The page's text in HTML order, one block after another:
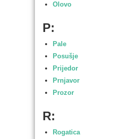
Olovo
P:
Pale
Posušje
Prijedor
Prnjavor
Prozor
R:
Rogatica